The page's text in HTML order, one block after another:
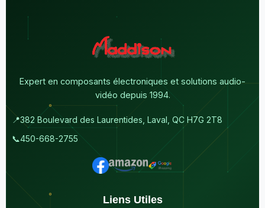
Expert en composants électroniques et solutions audio-
vidéo depuis 1994.
📍382 Boulevard des Laurentides, Laval, QC H7G 2T8
📞450-668-2755
Liens Utiles